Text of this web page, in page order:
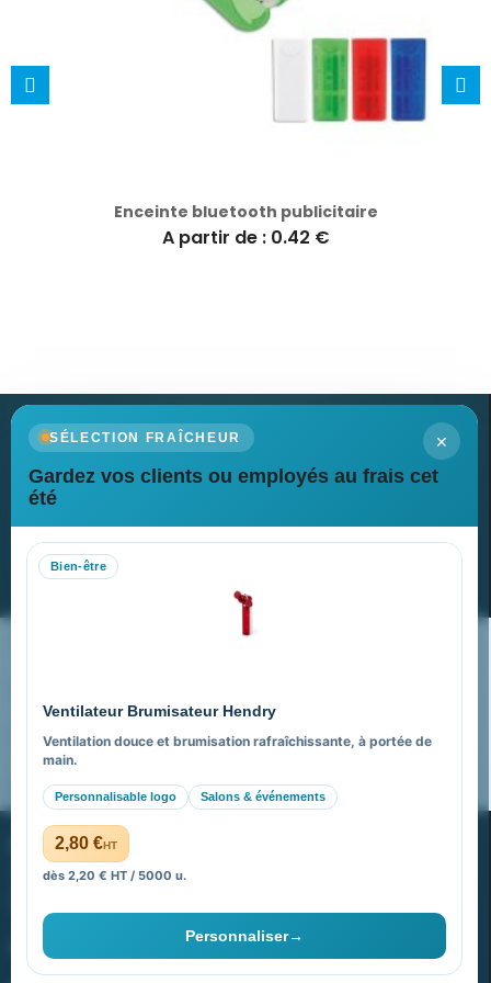
Enceinte bluetooth publicitaire
A partir de : 0.42 €
×
SÉLECTION FRAÎCHEUR
Gardez vos clients ou employés au frais cet
été
Bien-être
Ventilateur Brumisateur Hendry
Ventilation douce et brumisation rafraîchissante, à portée de
main.
Personnalisable logo Salons & événements
2,80 €HT
dès 2,20 € HT / 5000 u.
Personnaliser→
Newsletter
Recevez nos dernières nouvelles et nos offres spéciales
Nos expertises & accompagnement global
FAQ sur Promenoch Goodies Pub France
Pourquoi ça a marché à 100% pour moi ?
PROMENOCH GOODIES
40 rue Madeleine Michelis